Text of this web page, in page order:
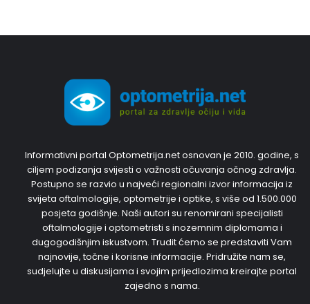
Informativni portal Optometrija.net osnovan je 2010. godine, s
ciljem podizanja svijesti o važnosti očuvanja očnog zdravlja.
Postupno se razvio u najveći regionalni izvor informacija iz
svijeta oftalmologije, optometrije i optike, s više od 1.500.000
posjeta godišnje. Naši autori su renomirani specijalisti
oftalmologije i optometristi s inozemnim diplomama i
dugogodišnjim iskustvom. Trudit ćemo se predstaviti Vam
najnovije, točne i korisne informacije. Pridružite nam se,
sudjelujte u diskusijama i svojim prijedlozima kreirajte portal
zajedno s nama.